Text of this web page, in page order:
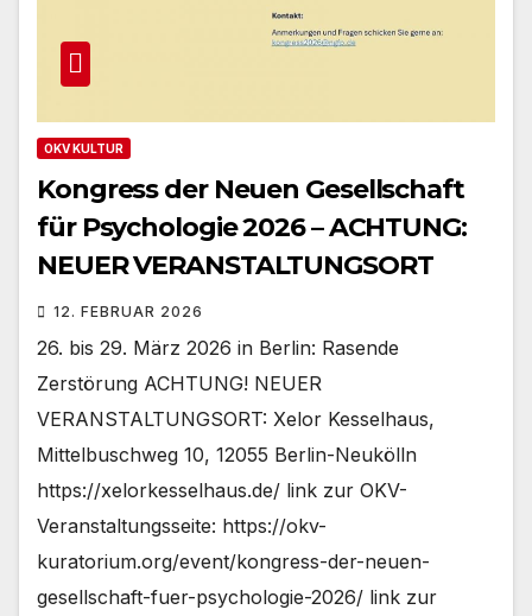
OKV KULTUR
Kongress der Neuen Gesellschaft
für Psychologie 2026 – ACHTUNG:
NEUER VERANSTALTUNGSORT
12. FEBRUAR 2026
26. bis 29. März 2026 in Berlin: Rasende
Zerstörung ACHTUNG! NEUER
VERANSTALTUNGSORT: Xelor Kesselhaus,
Mittelbuschweg 10, 12055 Berlin-Neukölln
https://xelorkesselhaus.de/ link zur OKV-
Veranstaltungsseite: https://okv-
kuratorium.org/event/kongress-der-neuen-
gesellschaft-fuer-psychologie-2026/ link zur